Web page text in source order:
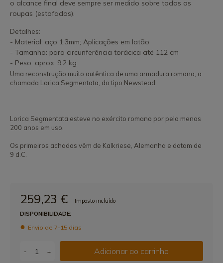
o alcance final deve sempre ser medido sobre todas as
roupas (estofados).
Detalhes:
- Material: aço 1.3mm; Aplicações em latão
- Tamanho: para circunferência torácica até 112 cm
- Peso: aprox. 9,2 kg
Uma reconstrução muito autêntica de uma armadura romana, a
chamada Lorica Segmentata, do tipo Newstead.
Lorica Segmentata esteve no exército romano por pelo menos
200 anos em uso.
Os primeiros achados vêm de Kalkriese, Alemanha e datam de
9 d.C.
259,23 €
Imposto incluído
DISPONIBILIDADE:
Envio de 7-15 dias
- + Adicionar ao carrinho